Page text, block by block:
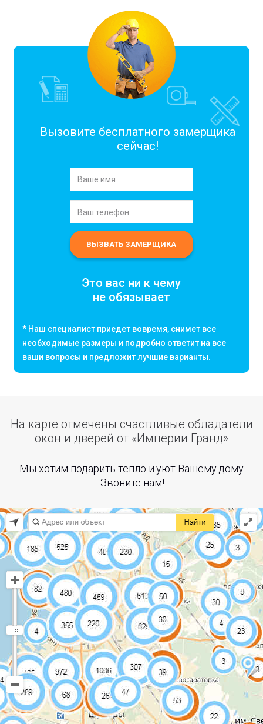
Вызовите бесплатного замерщика
сейчас!
Это вас ни к чему
не обязывает
* Наш специалист приедет вовремя, снимет все
необходимые размеры и подробно ответит на все
ваши вопросы и предложит лучшие варианты.
На карте отмечены счастливые обладатели
окон и дверей от «Империи Гранд»
Мы хотим подарить тепло и уют Вашему дому.
Звоните нам!